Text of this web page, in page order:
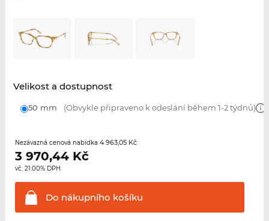
Velikost a dostupnost
50 mm (Obvykle připraveno k odeslání během 1-2 týdnů)
Nezávazná cenová nabídka 4 963,05 Kč
3 970,44Kč
vč. 21.00% DPH.
Do nákupního košíku